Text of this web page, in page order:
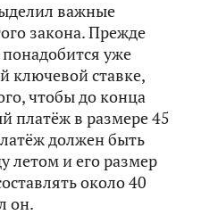
важные
закона. Прежде
уже
ключевой ставке,
чтобы до конца
платёж в размере 45
должен быть
летом и его размер
около 40
он.